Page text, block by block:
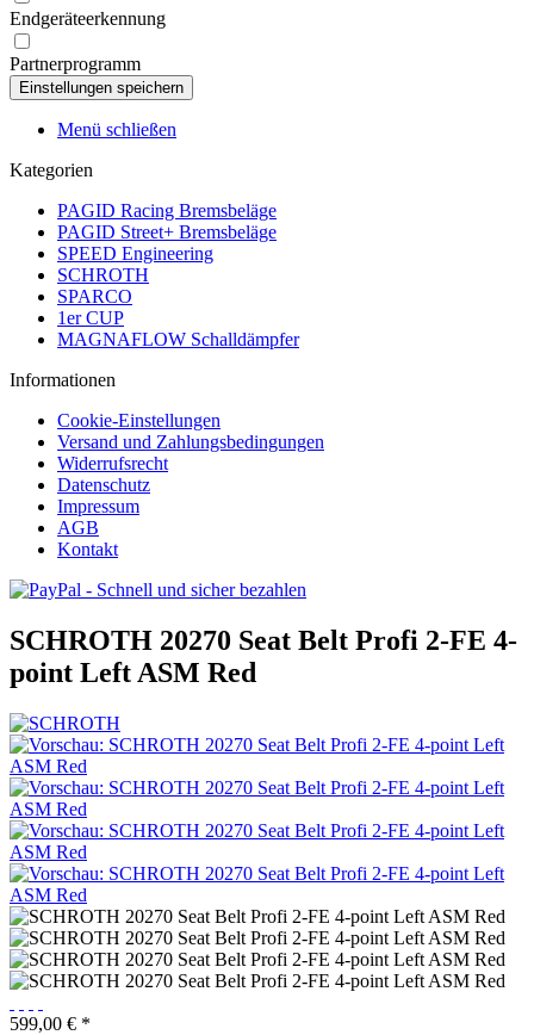
Endgeräteerkennung
Partnerprogramm
Menü schließen
Kategorien
PAGID Racing Bremsbeläge
PAGID Street+ Bremsbeläge
SPEED Engineering
SCHROTH
SPARCO
1er CUP
MAGNAFLOW Schalldämpfer
Informationen
Cookie-Einstellungen
Versand und Zahlungsbedingungen
Widerrufsrecht
Datenschutz
Impressum
AGB
Kontakt
SCHROTH 20270 Seat Belt Profi 2-FE 4-
point Left ASM Red
599,00 € *